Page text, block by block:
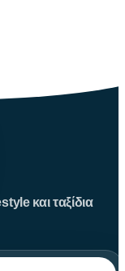
και ταξίδια